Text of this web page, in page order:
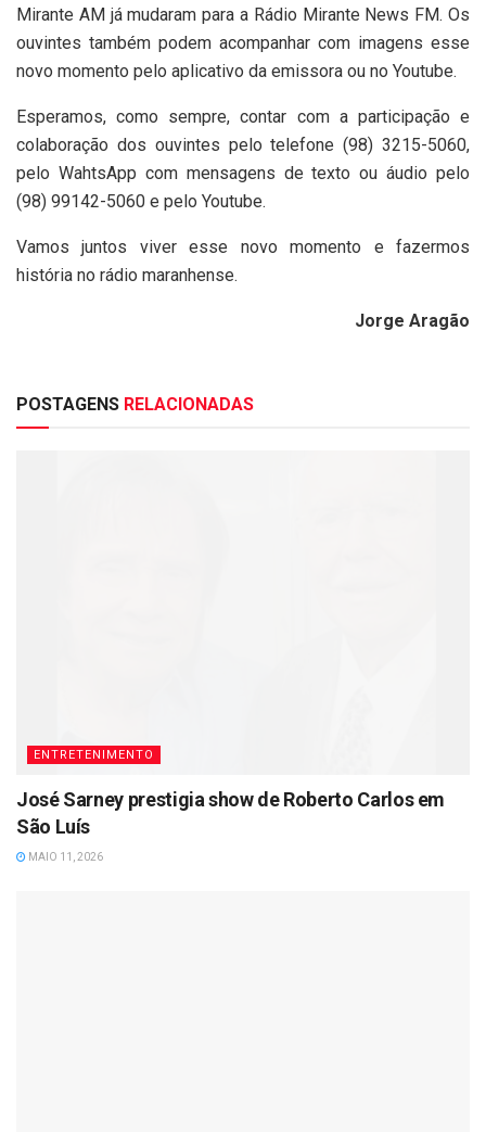
Mirante AM já mudaram para a Rádio Mirante News FM. Os
ouvintes também podem acompanhar com imagens esse
novo momento pelo aplicativo da emissora ou no Youtube.
Esperamos, como sempre, contar com a participação e
colaboração dos ouvintes pelo telefone (98) 3215-5060,
pelo WahtsApp com mensagens de texto ou áudio pelo
(98) 99142-5060 e pelo Youtube.
Vamos juntos viver esse novo momento e fazermos
história no rádio maranhense.
Jorge Aragão
POSTAGENS RELACIONADAS
ENTRETENIMENTO
José Sarney prestigia show de Roberto Carlos em
São Luís
MAIO 11, 2026